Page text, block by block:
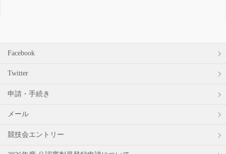
Facebook
Twitter
申請・手続き
メール
競技会エントリー